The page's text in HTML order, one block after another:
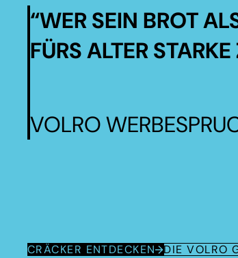
“WER SEIN BROT
FÜRS ALTER
VOLRO
CRÄCKER ENTDECKEN DIE VOLRO